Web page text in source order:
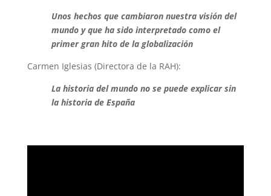
Unos hechos que cambiaron nuestra visión del
mundo y que ha sido interpretado como el
primer gran hito de la globalización
Carmen Iglesias (Directora de la RAH):
La historia del mundo no se puede explicar sin
la historia de España